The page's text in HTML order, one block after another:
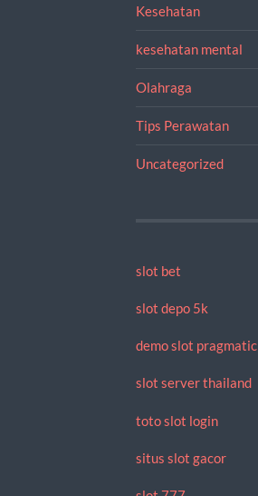
Kesehatan
kesehatan mental
Olahraga
Tips Perawatan
Uncategorized
slot bet
slot depo 5k
demo slot pragmatic
slot server thailand
toto slot login
situs slot gacor